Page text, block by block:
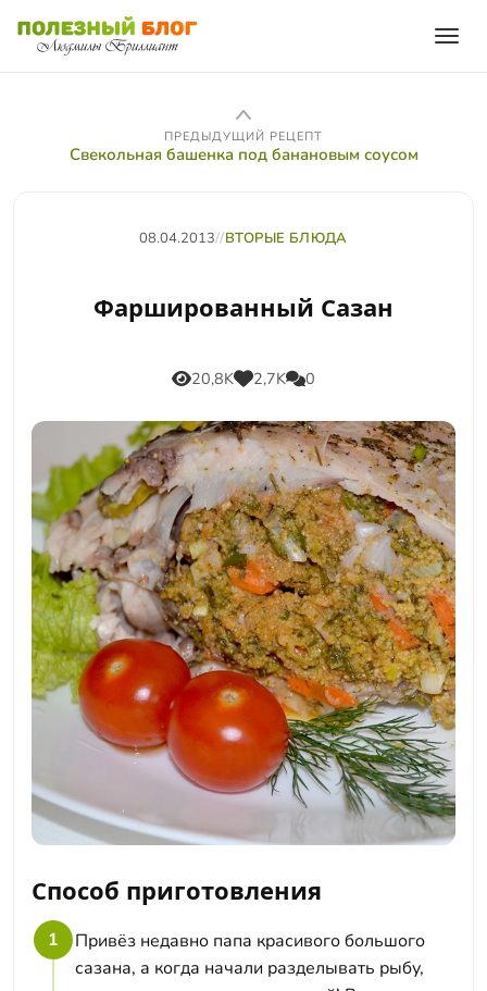
ПРЕДЫДУЩИЙ РЕЦЕПТ
Свекольная башенка под банановым соусом
08.04.2013//ВТОРЫЕ БЛЮДА
Фаршированный Сазан
20,8K 2,7K 0
Способ приготовления
1
Привёз недавно папа красивого большого
сазана, а когда начали разделывать рыбу,